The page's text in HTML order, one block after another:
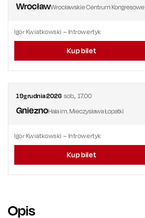
WrocławWrocławskie Centrum Kongresowe
Igor Kwiatkowski – Introwertyk
Kup bilet
19grudnia2026 sob.,17.00
GnieznoHala im. Mieczysława Łopatki
Igor Kwiatkowski – Introwertyk
Kup bilet
Opis